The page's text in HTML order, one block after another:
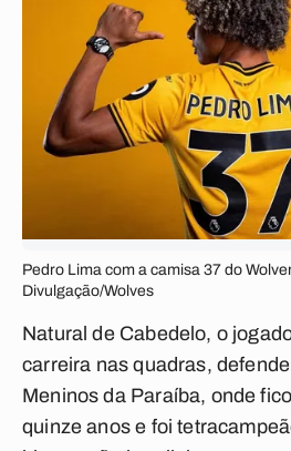
Pedro Lima com a camisa 37 do
Divulgação/Wolves
Natural de Cabedelo, o
carreira nas quadras,
Meninos da Paraíba, onde
quinze anos e foi